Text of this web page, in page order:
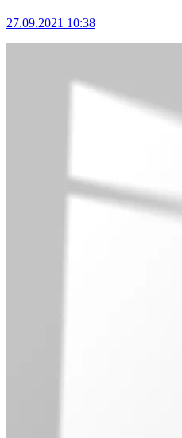
27.09.2021 10:38